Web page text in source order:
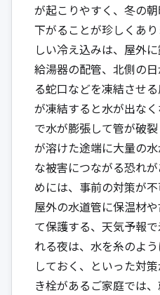
が起こりやすく、冬の
下がることが珍しくあ
しい冷え込みは、屋外
給湯器の配管、北側の
る蛇口などを凍結させ
が凍結すると水が出な
で水が膨張して管が破
が溶けた途端に大量の
な被害につながる恐れ
めには、事前の対策が不
屋外の水道管に保温材
て保護する、天気予報
れる夜は、水を糸のよ
しておく、といった対
き栓があるご家庭では